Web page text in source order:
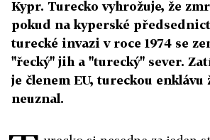
Kypr. Turecko vyhrožuje, že
pokud na kyperské
turecké invazi v roce 1974 se
"řecký" jih a "turecký" sever.
je členem EU, tureckou enklávu
neuznal.